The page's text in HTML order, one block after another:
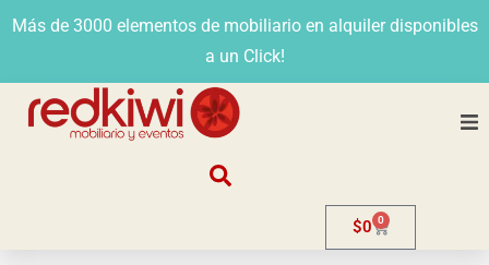
Más de 3000 elementos de mobiliario en alquiler disponibles
a un Click!
$0 0